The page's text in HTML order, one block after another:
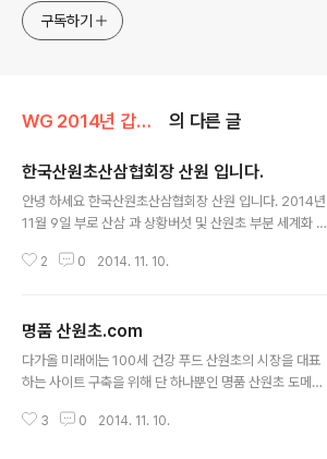
구독하기
WG 2014년 갑오년 기록 의 다른 글
한국산원초산삼협회장 산원 입니다.
안녕 하세요 한국산원초산삼협회장 산원 입니다. 2014년
11월 9일 부로 산삼 과 상황버섯 및 산원초 부분 세계화 시
주소 3개에서 5개가 추가된 8개로 2015년 을미년을 준비
로 모든 유저님들과 건강을 생각 하시는 모든 분들 정보를
공유 하고 함께 할수 있다는것입니다. 앞으로 거듭 나는 한
국의 대표 하는 산원초 홈 사이트가 되도록 더욱 노력 하겠
http://wildginseng.or.kr http://sanwoncho.or.kr h
2 0 2014. 11. 10.
명품 산원초.com
다가올 미래에는 100세 건강 푸드 산원초의 시장을 대표
하는 사이트 구축을 위해 단 하나뿐인 명품 산원초 도메인
com
3 0 2014. 11. 10.